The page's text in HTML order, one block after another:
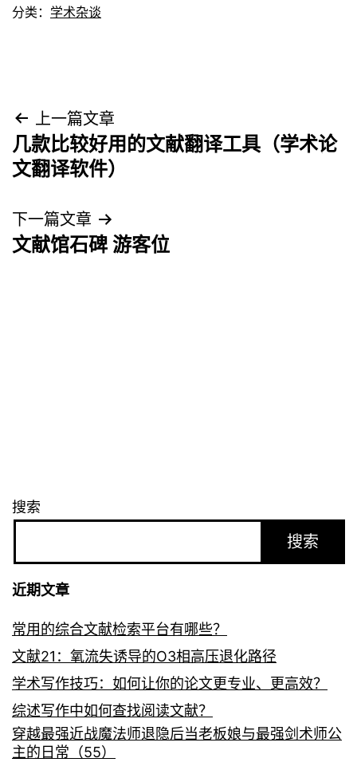
分类： 学术杂谈
文
章
航
上一篇文章
几款比较好用的文献翻译工具（学术论
文翻译软件）
下一篇文章
文献馆石碑 游客位
搜索
搜索
近期文章
常用的综合文献检索平台有哪些？
文献21：氧流失诱导的O3相高压退化路径
学术写作技巧：如何让你的论文更专业、更高效？
综述写作中如何查找阅读文献？
穿越最强近战魔法师退隐后当老板娘与最强剑术师公
主的日常（55）